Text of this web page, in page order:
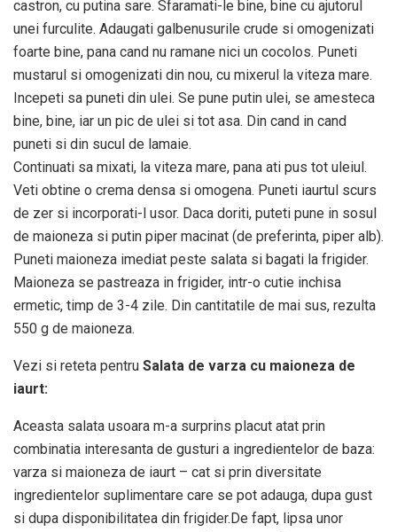
castron, cu putina sare. Sfaramati-le bine, bine cu ajutorul
unei furculite. Adaugati galbenusurile crude si omogenizati
foarte bine, pana cand nu ramane nici un cocolos. Puneti
mustarul si omogenizati din nou, cu mixerul la viteza mare.
Incepeti sa puneti din ulei. Se pune putin ulei, se amesteca
bine, bine, iar un pic de ulei si tot asa. Din cand in cand
puneti si din sucul de lamaie.
Continuati sa mixati, la viteza mare, pana ati pus tot uleiul.
Veti obtine o crema densa si omogena. Puneti iaurtul scurs
de zer si incorporati-l usor. Daca doriti, puteti pune in sosul
de maioneza si putin piper macinat (de preferinta, piper alb).
Puneti maioneza imediat peste salata si bagati la frigider.
Maioneza se pastreaza in frigider, intr-o cutie inchisa
ermetic, timp de 3-4 zile. Din cantitatile de mai sus, rezulta
550 g de maioneza.
Vezi si reteta pentru Salata de varza cu maioneza de
iaurt:
Aceasta salata usoara m-a surprins placut atat prin
combinatia interesanta de gusturi a ingredientelor de baza:
varza si maioneza de iaurt – cat si prin diversitate
ingredientelor suplimentare care se pot adauga, dupa gust
si dupa disponibilitatea din frigider.De fapt, lipsa unor